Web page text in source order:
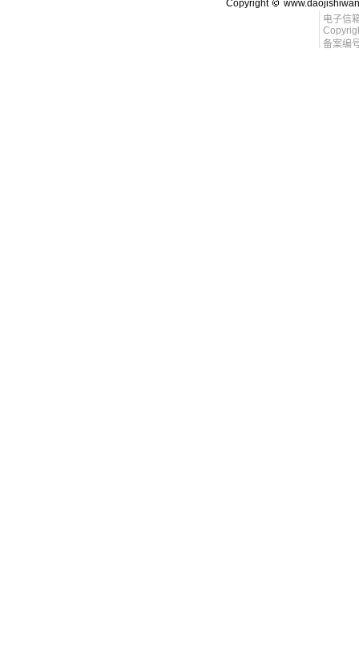
Copyright
电子信
备案编